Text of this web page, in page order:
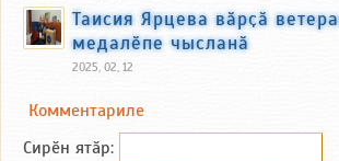
Таисия Ярцева вӑрҫӑ
медалӗпе чысланӑ
2025, 02, 12
Комментариле
Сирӗн ятӑp: